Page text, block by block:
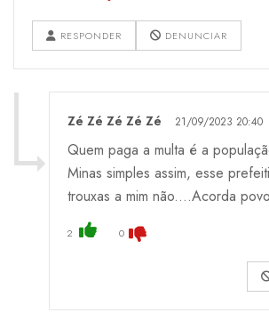
RESPONDER DENUNCIAR
Zé Zé Zé Zé Zé 21/09/2023 20:40
Quem paga a multa é a
Minas simples assim, esse
trouxas a mim não....Acorda povo
2 0